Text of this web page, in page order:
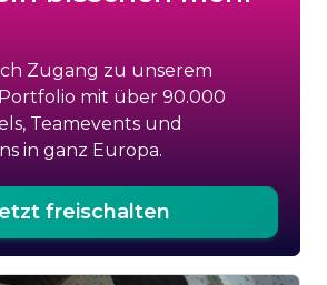
Zugang zu unserem
mit über 90.000
Teamevents und
in ganz Europa.
freischalten